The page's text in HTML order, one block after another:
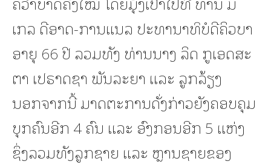
ເກລ ດີອາດ-ການແນລ ປະທານາທິບໍດີຄິວບາ
ອາຍຸ 66 ປີ ລວມທັງ ທ່ານນາງ ລິດ ກູເອດສະ
ຕາ ເປຣາດຊາ ພັນລະຍາ ແລະ ລູກລ້ຽງ
ນອກຈາກນີ້ ມາດຕະການດັ່ງກ່າວຍັງຄອບຄຸມ
ບຸກຄົນອີກ 4 ຄົນ ແລະ ອົງກອນອີກ 5 ແຫ່ງ
ຊຶ່ງລວມທັງລູກຊາຍ ແລະ ຫຼານຊາຍຂອງ